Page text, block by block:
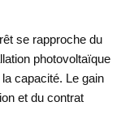
se rapproche du
photovoltaïque
capacité. Le gain
et du contrat